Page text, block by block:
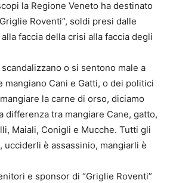
la Regione Veneto ha destinato
Roventi”, soldi presi dalle
faccia della crisi alla faccia degli
o si sentono male a
mangiano Cani e Gatti, o dei politici
la carne di orso, diciamo
differenza tra mangiare Cane, gatto,
Maiali, Conigli e Mucche. Tutti gli
ucciderli è assassinio, mangiarli è
e sponsor di “Griglie Roventi”